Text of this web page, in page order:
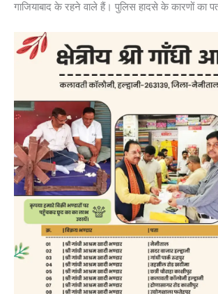
गाजियाबाद के रहने वाले हैं। पुलिस हादसे के कारणों का